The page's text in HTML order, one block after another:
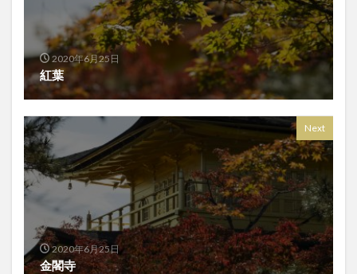
2020年6月25日
紅葉
Next
2020年6月25日
金閣寺